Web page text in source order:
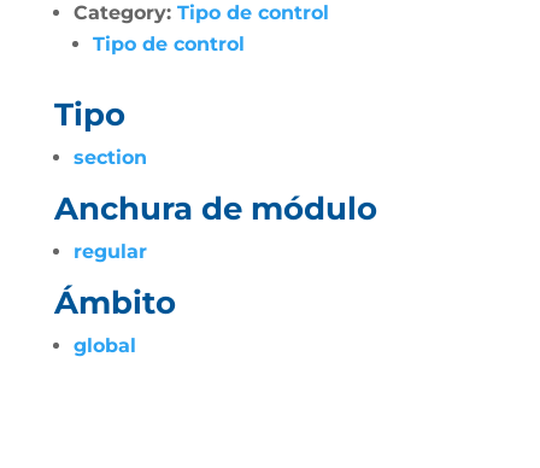
Category: Tipo de control
Tipo de control
Tipo
section
Anchura de módulo
regular
Ámbito
global